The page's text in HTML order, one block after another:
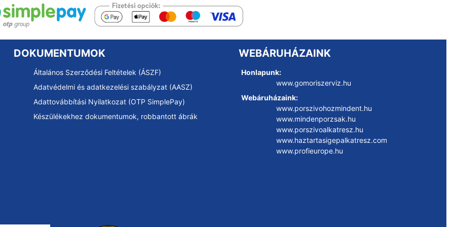
DOKUMENTUMOK
Általános Szerződési Feltételek (ÁSZF)
Adatvédelmi és adatkezelési szabályzat (AASZ)
Adattovábbítási Nyilatkozat (OTP SimplePay)
Készülékekhez dokumentumok, robbantott ábrák
WEBÁRUHÁZAINK
Honlapunk:
www.gomoriszerviz.hu
Webáruházaink:
www.porszivohozmindent.hu
www.mindenporzsak.hu
www.porszivoalkatresz.hu
www.haztartasigepalkatresz.com
www.profieurope.hu